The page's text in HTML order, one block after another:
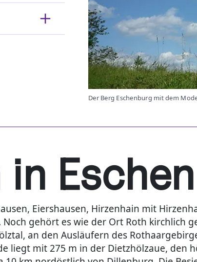
Der Berg Eschenburg mit dem
Eiershausen, Hirzenhain mit
gehört es wie der Ort Roth kirchlich
an den Ausläufern des
liegt mit 275 m in der Dietzhölzaue, den